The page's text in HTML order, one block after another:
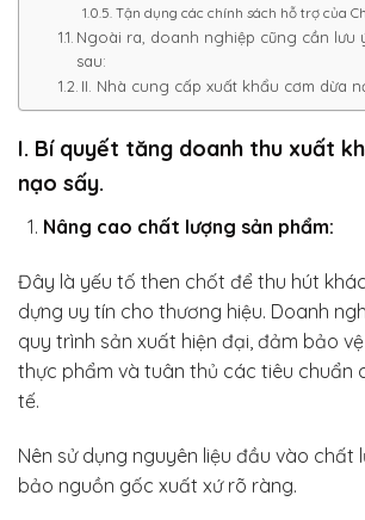
Tận dụng các chính sách hỗ trợ của
Ngoài ra, doanh nghiệp cũng cần lưu
sau:
II. Nhà cung cấp xuất khẩu cơm dừa
I. Bí quyết tăng doanh thu xuất
nạo sấy.
Nâng cao chất lượng sản phẩm:
Đây là yếu tố then chốt để thu hút
dựng uy tín cho thương hiệu. Doanh
quy trình sản xuất hiện đại, đảm bảo
thực phẩm và tuân thủ các tiêu chuẩn
tế.
Nên sử dụng nguyên liệu đầu vào chất
bảo nguồn gốc xuất xứ rõ ràng.